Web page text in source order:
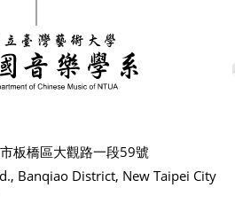
板橋區大觀路一段59號
Banqiao District, New Taipei City